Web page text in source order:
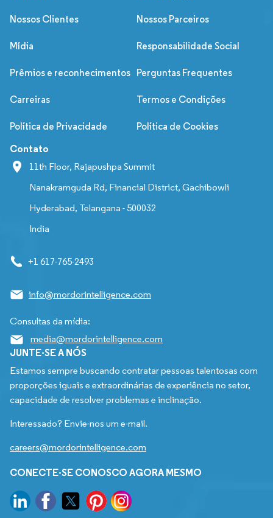
Nossos Clientes Nossos Parceiros
Mídia Responsabilidade Social
Prêmios e reconhecimentos Perguntas Frequentes
Carreiras Termos e Condições
Política de Privacidade Política de Cookies
Contato
11th Floor, Rajapushpa Summit
Nanakramguda Rd, Financial District, Gachibowli
Hyderabad, Telangana - 500032
India
+1 617-765-2493
info@mordorintelligence.com
Consultas da mídia:
media@mordorintelligence.com
JUNTE-SE A NÓS
Estamos sempre buscando contratar pessoas talentosas com
proporções iguais e extraordinárias de experiência no setor,
capacidade de resolver problemas e inclinação.
Interessado? Envie-nos um e-mail.
careers@mordorintelligence.com
CONECTE-SE CONOSCO AGORA MESMO